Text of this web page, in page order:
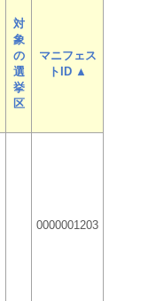
対
象
の
選
挙
区
マニフェス
トID ▲
0000001203